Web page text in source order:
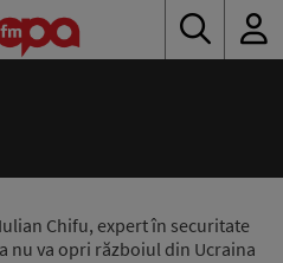
Chifu, expert în securitate
nu va opri războiul din Ucraina